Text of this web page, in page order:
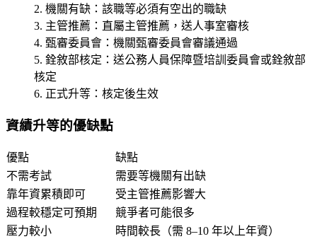
機關有缺 ：該職等必須有空出的職缺
主管推薦 ：直屬主管推薦，送人事室審核
甄審委員會 ：機關甄審委員會審議通過
銓敘部核定 ：送公務人員保障暨培訓委員會或銓敘部
核定
正式升等 ：核定後生效
資績升等的優缺點
優點
缺點
不需考試
需要等機關有出缺
靠年資累積即可
受主管推薦影響大
過程較穩定可預期
競爭者可能很多
壓力較小
時間較長（需 8–10 年以上年資）